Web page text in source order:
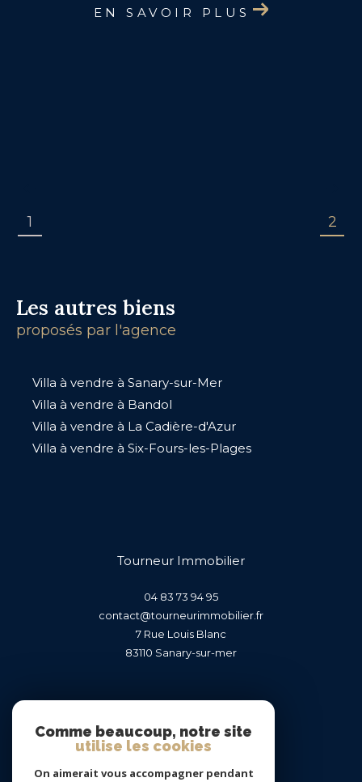
EN SAVOIR PLUS
1 2
Les autres biens
proposés par l'agence
Villa à vendre à Sanary-sur-Mer
Villa à vendre à Bandol
Villa à vendre à La Cadière-d'Azur
Villa à vendre à Six-Fours-les-Plages
Tourneur Immobilier
04 83 73 94 95
contact@tourneurimmobilier.fr
7 Rue Louis Blanc
83110
sanary-sur-mer
Comme beaucoup, notre site
utilise les cookies
On aimerait vous accompagner pendant